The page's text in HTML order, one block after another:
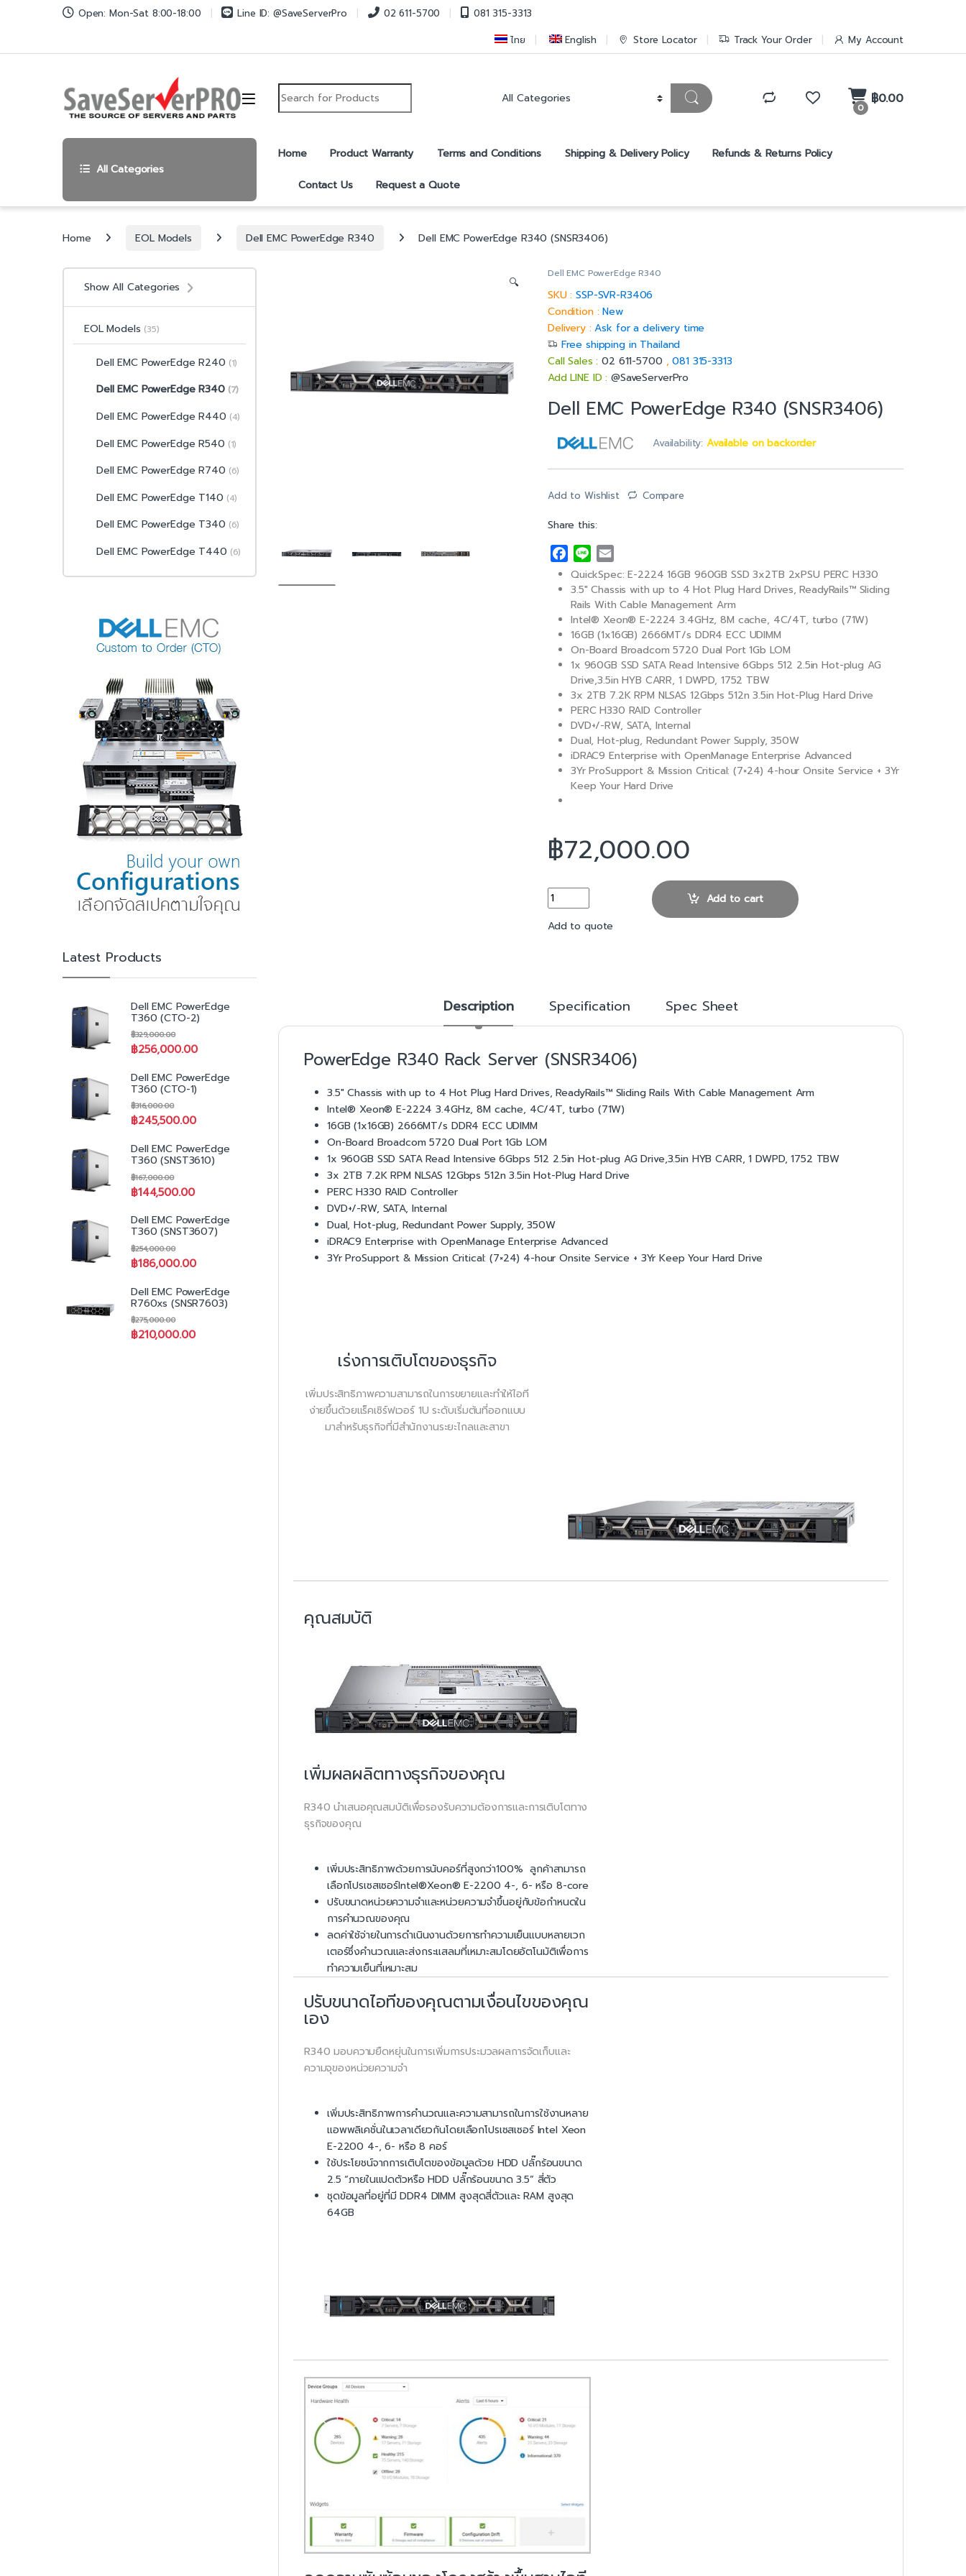
Skip to navigation
Skip to content Open: Mon-Sat 8:00-18:00 Line ID: @SaveServerPro 02 611-5700
081 315-3313
ไทย
English Store Locator Track Your Order My Account
Search for:
0
฿0.00
All Categories
Home Product Warranty Terms and Conditions Shipping & Delivery Policy Refunds & Returns Policy
Contact Us Request a Quote
Home EOL Models Dell EMC PowerEdge R340 Dell EMC PowerEdge R340 (SNSR3406)
🔍
Dell EMC PowerEdge R340
SKU :SSP-SVR-R3406
Condition :New
Delivery :Ask for a delivery time
Free shipping in Thailand
Call Sales :02 611-5700 ,081 315-3313
Add LINE ID :@SaveServerPro
Dell EMC PowerEdge R340 (SNSR3406)
Availability:Available on backorder
Add to Wishlist Compare
Share this:
a
c
e
b
o
o
k
i
n
e
m
a
i
l
QuickSpec: E-2224 16GB 960GB SSD 3x2TB 2xPSU PERC H330
3.5″ Chassis with up to 4 Hot Plug Hard Drives, ReadyRails™ Sliding
Rails With Cable Management Arm
Intel® Xeon® E-2224 3.4GHz, 8M cache, 4C/4T, turbo (71W)
16GB (1x16GB) 2666MT/s DDR4 ECC UDIMM
On-Board Broadcom 5720 Dual Port 1Gb LOM
1x 960GB SSD SATA Read Intensive 6Gbps 512 2.5in Hot-plug AG
Drive,3.5in HYB CARR, 1 DWPD, 1752 TBW
3x 2TB 7.2K RPM NLSAS 12Gbps 512n 3.5in Hot-Plug Hard Drive
PERC H330 RAID Controller
DVD+/-RW, SATA, Internal
Dual, Hot-plug, Redundant Power Supply, 350W
iDRAC9 Enterprise with OpenManage Enterprise Advanced
3Yr ProSupport & Mission Critical: (7×24) 4-hour Onsite Service + 3Yr
Keep Your Hard Drive
฿72,000.00
Dell EMC PowerEdge R340 (SNSR3406) quantity
Add to cart
Add to quote
Description Specification Spec Sheet
PowerEdge R340 Rack Server (SNSR3406)
3.5″ Chassis with up to 4 Hot Plug Hard Drives, ReadyRails™ Sliding Rails With Cable Management Arm
Intel® Xeon® E-2224 3.4GHz, 8M cache, 4C/4T, turbo (71W)
16GB (1x16GB) 2666MT/s DDR4 ECC UDIMM
On-Board Broadcom 5720 Dual Port 1Gb LOM
1x 960GB SSD SATA Read Intensive 6Gbps 512 2.5in Hot-plug AG Drive,3.5in HYB CARR, 1 DWPD, 1752 TBW
3x 2TB 7.2K RPM NLSAS 12Gbps 512n 3.5in Hot-Plug Hard Drive
PERC H330 RAID Controller
DVD+/-RW, SATA, Internal
Dual, Hot-plug, Redundant Power Supply, 350W
iDRAC9 Enterprise with OpenManage Enterprise Advanced
3Yr ProSupport & Mission Critical: (7×24) 4-hour Onsite Service + 3Yr Keep Your Hard Drive
เร่งการเติบโตของธุรกิจ
เพิ่มประสิทธิภาพความสามารถในการขยายและทำให้ไอที
ง่ายขึ้นด้วยแร็คเซิร์ฟเวอร์ 1U ระดับเริ่มต้นที่ออกแบบ
มาสำหรับธุรกิจที่มีสำนักงานระยะไกลและสาขา
คุณสมบัติ
เพิ่มผลผลิตทางธุรกิจของคุณ
R340 นำเสนอคุณสมบัติเพื่อรองรับความต้องการและการเติบโตทาง
ธุรกิจของคุณ
เพิ่มประสิทธิภาพด้วยการนับคอร์ที่สูงกว่า100% ลูกค้าสามารถ
เลือกโปรเซสเซอร์Intel®Xeon® E-2200 4-, 6- หรือ 8-core
ปรับขนาดหน่วยความจำและหน่วยความจำขึ้นอยู่กับข้อกำหนดใน
การคำนวณของคุณ
ลดค่าใช้จ่ายในการดำเนินงานด้วยการทำความเย็นแบบหลายเวก
เตอร์ซึ่งคำนวณและส่งกระแสลมที่เหมาะสมโดยอัตโนมัติเพื่อการ
ทำความเย็นที่เหมาะสม
ปรับขนาดไอทีของคุณตามเงื่อนไขของคุณ
เอง
R340 มอบความยืดหยุ่นในการเพิ่มการประมวลผลการจัดเก็บและ
ความจุของหน่วยความจำ
เพิ่มประสิทธิภาพการคำนวณและความสามารถในการใช้งานหลาย
แอพพลิเคชั่นในเวลาเดียวกันโดยเลือกโปรเซสเซอร์ Intel Xeon
E-2200 4-, 6- หรือ 8 คอร์
ใช้ประโยชน์จากการเติบโตของข้อมูลด้วย HDD ปลั๊กร้อนขนาด
2.5 “ภายในแปดตัวหรือ HDD ปลั๊กร้อนขนาด 3.5” สี่ตัว
ชุดข้อมูลที่อยู่ที่มี DDR4 DIMM สูงสุดสี่ตัวและ RAM สูงสุด
64GB
Show All Categories
EOL Models (35)
Dell EMC PowerEdge R240 (1)
Dell EMC PowerEdge R340 (7)
Dell EMC PowerEdge R440 (4)
Dell EMC PowerEdge R540 (1)
Dell EMC PowerEdge R740 (6)
Dell EMC PowerEdge T140 (4)
Dell EMC PowerEdge T340 (6)
Dell EMC PowerEdge T440 (6)
Latest Products
Dell EMC PowerEdge
T360 (CTO-2)
฿256,000.00
฿329,000.00
Dell EMC PowerEdge
T360 (CTO-1)
฿245,500.00
฿316,000.00
Dell EMC PowerEdge
T360 (SNST3610)
฿144,500.00
฿167,000.00
Dell EMC PowerEdge
T360 (SNST3607)
฿186,000.00
฿254,000.00
Dell EMC PowerEdge
R760xs (SNSR7603)
฿210,000.00
฿275,000.00